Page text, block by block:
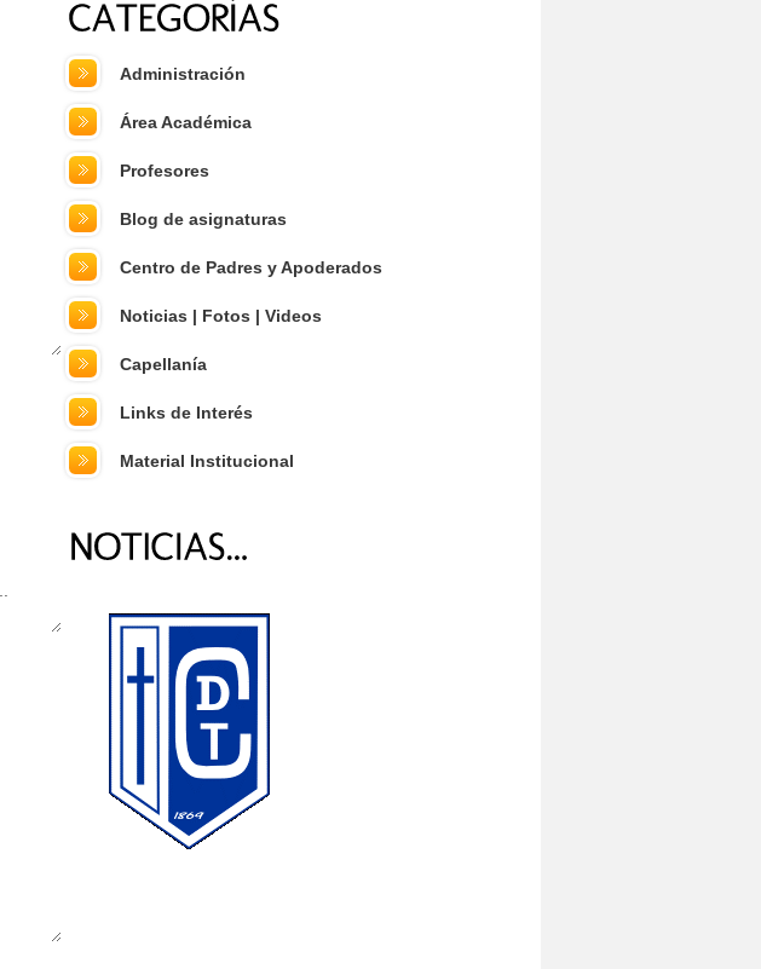
Administración
Área Académica
Profesores
Blog de asignaturas
Centro de Padres y Apoderados
Noticias | Fotos | Videos
Capellanía
Links de Interés
Material Institucional